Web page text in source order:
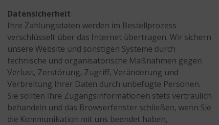
Datensicherheit
Ihre Zahlungsdaten werden im Bestellprozess
verschlüsselt über das Internet übertragen. Wir sichern
unsere Website und sonstigen Systeme durch
technische und organisatorische Maßnahmen gegen
Verlust, Zerstörung, Zugriff, Veränderung und
Verbreitung Ihrer Daten durch unbefugte Personen.
Sie sollten Ihre Zugangsinformationen stets vertraulich
behandeln und das Browserfenster schließen, wenn Sie
die Kommunikation mit uns beendet haben,